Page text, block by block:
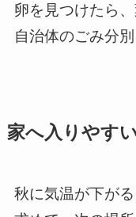
卵を見つけたら
自治体のごみ分
家へ入りやす
秋に気温が下が